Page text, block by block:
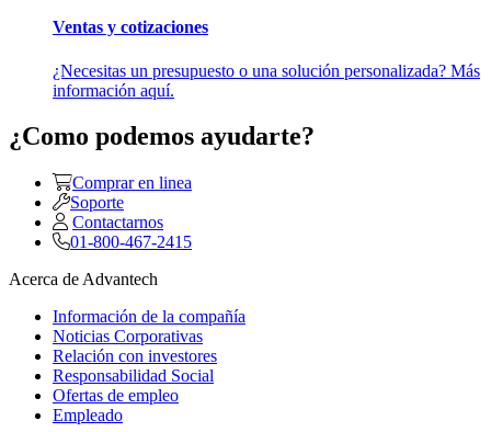
Ventas y cotizaciones
¿Necesitas un presupuesto o una solución personalizada? Más
información aquí.
¿Como podemos ayudarte?
Comprar en linea
Soporte
Contactarnos
01-800-467-2415
Acerca de Advantech
Información de la compañía
Noticias Corporativas
Relación con investores
Responsabilidad Social
Ofertas de empleo
Empleado